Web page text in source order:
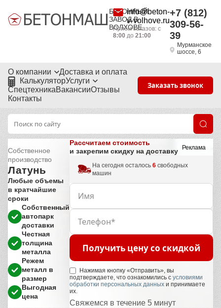
БЕТОННЫЙ
ЗАВОД В
ВОЛХОВЕ
info@beton-
v-volhove.ru
Приём заказов: с
8:00до 21:00
+7 (812)
309-56-
39
Мурманское
шоссе, 6
О компании
Доставка и оплата
КалькуляторУслуги
СпецтехникаВакансииОтзывы
Контакты
Заказать звонок
Реклама
Собственное
производство
Латунь
Любые объемы
в кратчайшие
сроки
Собственный
автопарк
доставки
Честная
толщина
металла
Режем
металл в
размер
Выгодная
цена
Рассчитаем стоимость
и закрепим скидку на доставку
На сегодня осталось 6 свободных
машин
Получить цену со скидкой
Нажимая кнопку «Отправить», вы
подтверждаете, что ознакомились с условиями
обработки персональных данных и принимаете
их.
Свяжемся в течение 5 минут